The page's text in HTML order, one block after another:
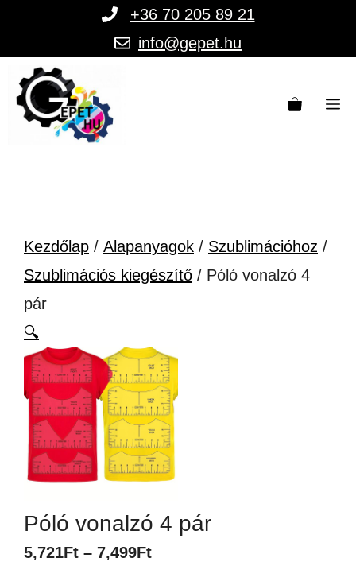
tartalomba
+36 70 205 89 21
info@gepet.hu
Kezdőlap / Alapanyagok / Szublimációhoz /
Szublimációs kiegészítő / Póló vonalzó 4
pár
🔍
Póló vonalzó 4 pár
5,721Ft – 7,499FtÁrtartomány: